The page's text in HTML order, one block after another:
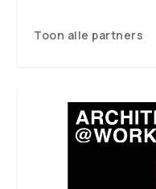
Toon alle partners